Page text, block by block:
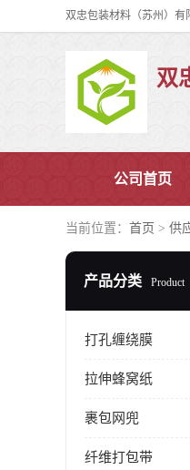
双
公司首页
当前位置： 首页 > 供
产品分类 Product
打孔缠绕膜
拉伸蜂窝纸
裹包网兜
纤维打包带